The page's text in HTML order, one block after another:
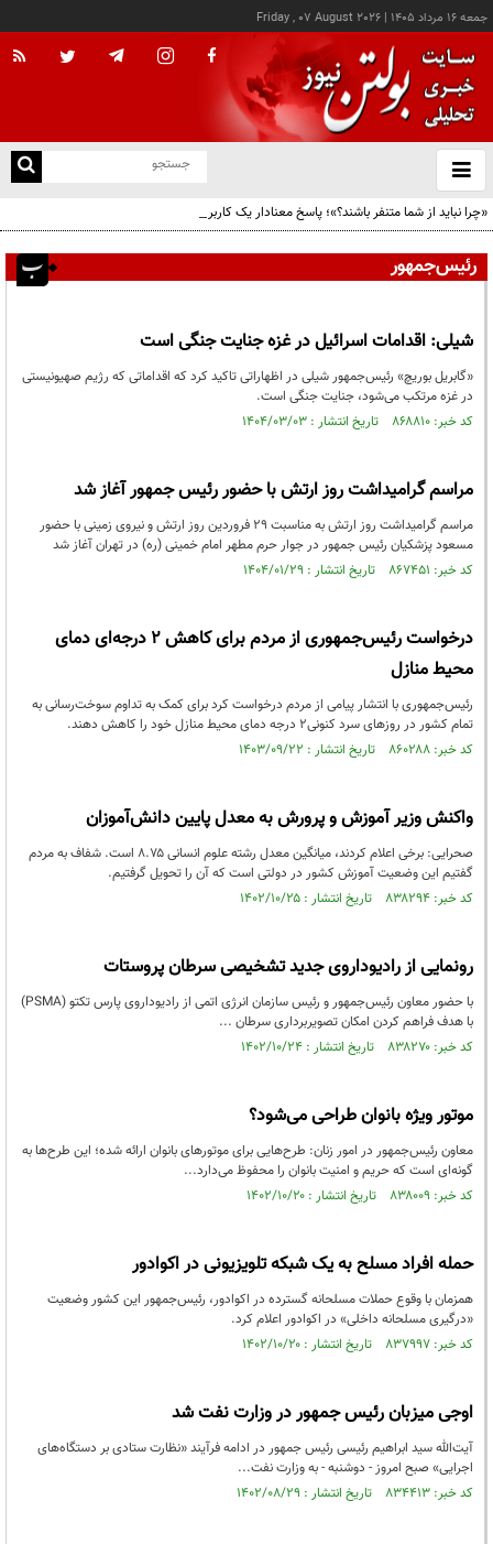
جمعه ۱۶ مرداد ۱۴۰۵ |
Friday , 07 August 2026
باز
و
«چرا نباید از شما متنفر باشند؟»؛ پاسخ معنادار یک کاربر خارجی به قدرت و توانمندی ایرانیان
رئیس‌جمهور
شیلی: اقدامات اسرائیل در غزه جنایت جنگی است
«گابریل بوریچ» رئیس‌جمهور شیلی در اظهاراتی تاکید کرد که اقداماتی که رژیم صهیونیستی
در غزه مرتکب می‌شود، جنایت جنگی است.
کد خبر: ۸۶۸۸۱۰ تاریخ انتشار : ۱۴۰۴/۰۳/۰۳
مراسم گرامیداشت روز ارتش با حضور رئیس جمهور آغاز شد
مراسم گرامیداشت روز ارتش به مناسبت ۲۹ فروردین روز ارتش و نیروی زمینی با حضور
مسعود پزشکیان رئیس جمهور در جوار حرم مطهر امام خمینی (ره) در تهران آغاز شد
کد خبر: ۸۶۷۴۵۱ تاریخ انتشار : ۱۴۰۴/۰۱/۲۹
درخواست رئیس‌جمهوری از مردم برای کاهش ۲ درجه‌ای دمای
محیط منازل
رئیس‌جمهوری با انتشار پیامی از مردم درخواست کرد برای کمک به تداوم سوخت‌رسانی به
تمام کشور در روزهای سرد کنونی۲ درجه دمای محیط منازل خود را کاهش دهند.
کد خبر: ۸۶۰۲۸۸ تاریخ انتشار : ۱۴۰۳/۰۹/۲۲
واکنش وزیر آموزش و پرورش به معدل پایین دانش‌آموزان
صحرایی: برخی اعلام کردند، میانگین معدل رشته علوم انسانی ۸.۷۵ است. شفاف به مردم
گفتیم این وضعیت آموزش کشور در دولتی است که آن را تحویل گرفتیم.
کد خبر: ۸۳۸۲۹۴ تاریخ انتشار : ۱۴۰۲/۱۰/۲۵
رونمایی از رادیوداروی جدید تشخیصی سرطان پروستات
با حضور معاون رئیس‌جمهور و رئیس سازمان انرژی اتمی از رادیوداروی پارس تکتو (PSMA)
با هدف فراهم‌ کردن امکان تصویربرداری سرطان ...
کد خبر: ۸۳۸۲۷۰ تاریخ انتشار : ۱۴۰۲/۱۰/۲۴
موتور ویژه بانوان طراحی می‌شود؟
معاون رئیس‌جمهور در امور زنان: طرح‌هایی برای موتورهای بانوان ارائه شده؛ این طرح‌ها به
گونه‌ای است که حریم و امنیت بانوان را محفوظ می‌دارد...
کد خبر: ۸۳۸۰۰۹ تاریخ انتشار : ۱۴۰۲/۱۰/۲۰
حمله افراد مسلح به یک شبکه تلویزیونی در اکوادور
همزمان با وقوع حملات مسلحانه گسترده در اکوادور، رئیس‌جمهور این کشور وضعیت
«درگیری مسلحانه داخلی» در اکوادور اعلام کرد.
کد خبر: ۸۳۷۹۹۷ تاریخ انتشار : ۱۴۰۲/۱۰/۲۰
اوجی میزبان رئیس جمهور در وزارت نفت شد
آیت‌الله سید ابراهیم رئیسی رئیس جمهور در ادامه فرآیند «نظارت ستادی بر دستگاه‌های
اجرایی» صبح امروز - دوشنبه - به وزارت نفت...
کد خبر: ۸۳۴۴۱۳ تاریخ انتشار : ۱۴۰۲/۰۸/۲۹